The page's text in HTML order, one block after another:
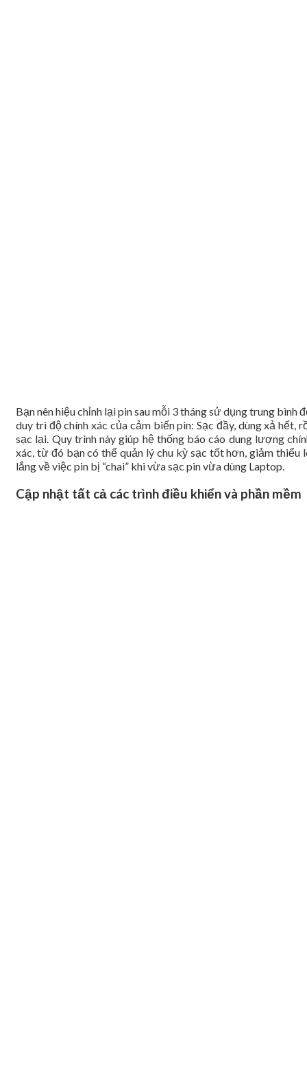
Bạn nên hiệu chỉnh lại pin sau mỗi 3 tháng sử dụng trung bình
duy trì độ chính xác của cảm biến pin: Sạc đầy, dùng xả hết,
sạc lại. Quy trình này giúp hệ thống báo cáo dung lượng
xác, từ đó bạn có thể quản lý chu kỳ sạc tốt hơn, giảm thiểu
lắng về việc pin bị “chai” khi vừa sạc pin vừa dùng Laptop.
Cập nhật tất cả các trình điều khiển và phần mềm